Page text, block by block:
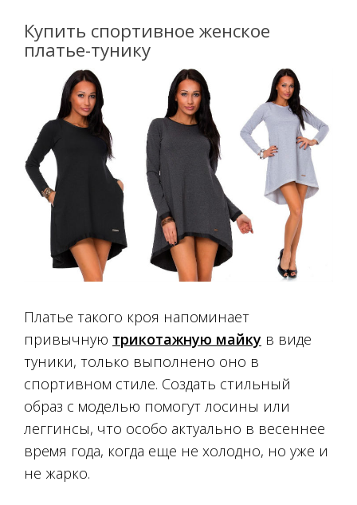
Купить спортивное женское
платье-тунику
Платье такого кроя напоминает
привычную трикотажную майку в виде
туники, только выполнено оно в
спортивном стиле. Создать стильный
образ с моделью помогут лосины или
леггинсы, что особо актуально в весеннее
время года, когда еще не холодно, но уже и
не жарко.